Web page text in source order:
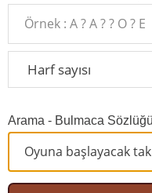
Arama - Bulmaca Sözlüğü